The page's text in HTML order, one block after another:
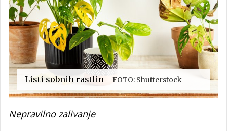
Listi sobnih rastlin FOTO: Shutterstock
Nepravilno zalivanje